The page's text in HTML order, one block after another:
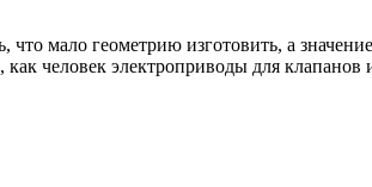
что мало геометрию изготовить, а
как человек электроприводы для